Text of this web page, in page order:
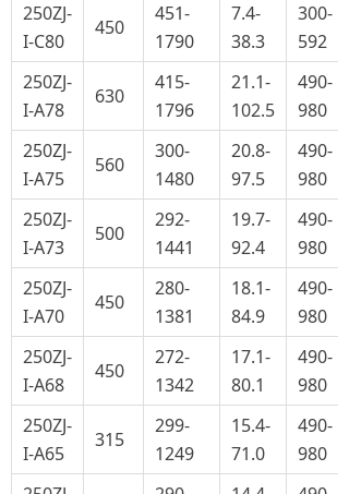
250ZJ-
I-C80
450
451-
1790
7.4-
38.3
300-
592
250ZJ-
I-A78
630
415-
1796
21.1-
102.5
490-
980
250ZJ-
I-A75
560
300-
1480
20.8-
97.5
490-
980
250ZJ-
I-A73
500
292-
1441
19.7-
92.4
490-
980
250ZJ-
I-A70
450
280-
1381
18.1-
84.9
490-
980
250ZJ-
I-A68
450
272-
1342
17.1-
80.1
490-
980
250ZJ-
I-A65
315
299-
1249
15.4-
71.0
490-
980